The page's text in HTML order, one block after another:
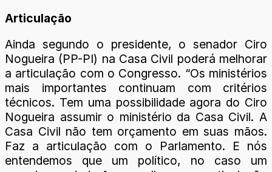
Articulação
Ainda segundo o presidente, o senador Ciro
Nogueira (PP-PI) na Casa Civil poderá melhorar
a articulação com o Congresso. “Os ministérios
mais importantes continuam com critérios
técnicos. Tem uma possibilidade agora do Ciro
Nogueira assumir o ministério da Casa Civil. A
Casa Civil não tem orçamento em suas mãos.
Faz a articulação com o Parlamento. E nós
entendemos que um político, no caso um